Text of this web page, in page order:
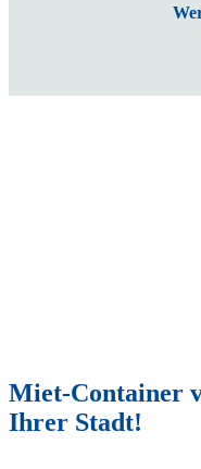
Miet-Container
Ihrer Stadt!